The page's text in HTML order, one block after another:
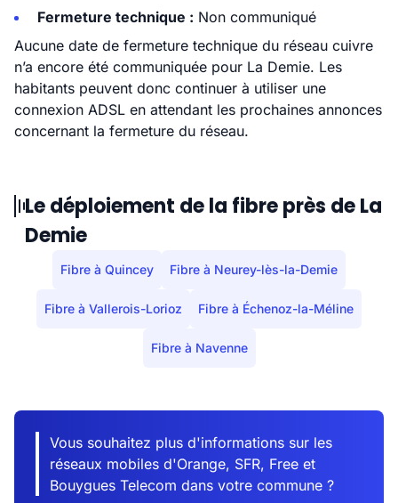
Fermeture technique : Non communiqué
Aucune date de fermeture technique du réseau cuivre
n’a encore été communiquée pour La Demie. Les
habitants peuvent donc continuer à utiliser une
connexion ADSL en attendant les prochaines annonces
concernant la fermeture du réseau.
Le déploiement de la fibre près de La
Demie
Fibre à Quincey Fibre à Neurey-lès-la-Demie
Fibre à Vallerois-Lorioz Fibre à Échenoz-la-Méline
Fibre à Navenne
Vous souhaitez plus d'informations sur les
réseaux mobiles d'Orange, SFR, Free et
Bouygues Telecom dans votre commune ?